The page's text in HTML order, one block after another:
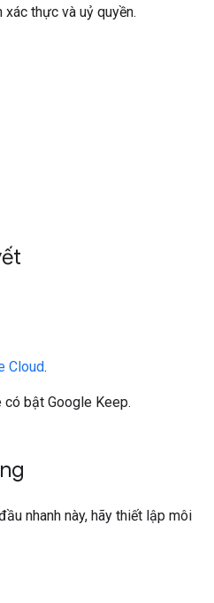
thực và uỷ quyền.
Cloud.
có bật Google Keep.
nhanh này, hãy thiết lập môi